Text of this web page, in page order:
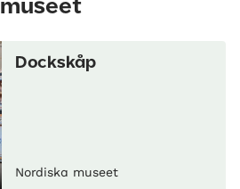
museet
Dockskåp
Nordiska museet